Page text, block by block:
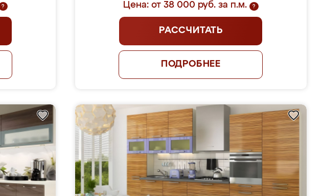
? Цена: от 38 000 руб. за п.м. ?
РАССЧИТАТЬ
ПОДРОБНЕЕ